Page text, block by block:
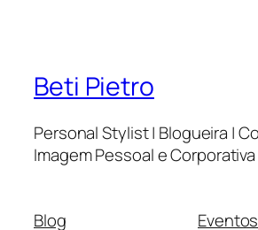
Beti Pietro
Personal Stylist | Blogueira |
Imagem Pessoal e Corporativa
Blog
Eventos